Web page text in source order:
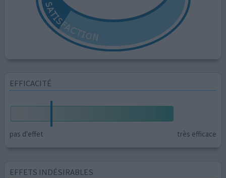
EFFICACITÉ
pas d'effet très efficace
EFFETS INDÉSIRABLES